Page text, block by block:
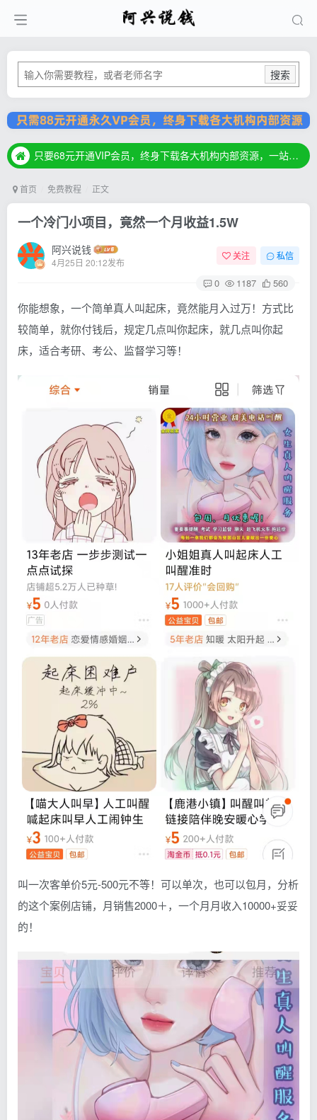
搜索
只要68元开通VIP会员，终身下载各大机构内部资源，一站式草根创业基地，最新最强网赚教程大全，小投入，大回报！
只要68元开通VIP会员，终身下载各大机构内部资源，一站式草根创业基地，最新最强网赚教程大全，小投入，大回报！
首页 免费教程 正文
一个冷门小项目，竟然一个月收益1.5W
阿兴说钱
4月25日 20:12发布
关注 私信
0 1187 560
你能想象，一个简单真人叫起床，竟然能月入过万！方式比
较简单，就你付钱后，规定几点叫你起床，就几点叫你起
床，适合考研、考公、监督学习等！
叫一次客单价5元-500元不等！可以单次，也可以包月，分析
的这个案例店铺，月销售2000＋，一个月月收入10000+妥妥
的！